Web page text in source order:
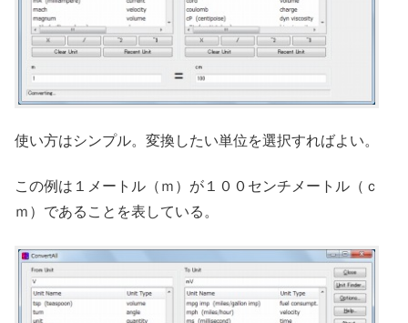
使い方はシンプル。変換したい単位を選択すればよい。
この例は１メートル（ｍ）が１００センチメートル（ｃ
ｍ）であることを表している。